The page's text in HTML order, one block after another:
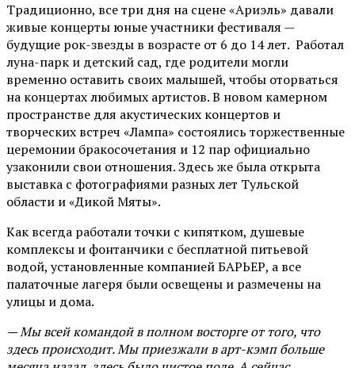
Традиционно, все три дня на сцене«Ариэль» давали
живые концерты юные участники фестиваля —
будущие рок-звезды в возрасте от 6 до 14 лет. Работал
луна-парк и детский сад, где родители могли
временно оставить своих малышей, чтобы оторваться
на концертах любимых артистов. В новом камерном
пространстве для акустических концертов и
творческих встреч «Лампа» состоялись торжественные
церемонии бракосочетания и 12 пар официально
узаконили свои отношения. Здесь же была открыта
выставка с фотографиями разных лет Тульской
области и «Дикой Мяты».
Как всегда работали точки с кипятком, душевые
комплексы и фонтанчики с бесплатной питьевой
водой, установленные компанией БАРЬЕР, а все
палаточные лагеря были освещены и размечены на
улицы и дома.
— Мы всей командой в полном восторге от того, что
здесь происходит. Мы приезжали в арт-кэмп больше